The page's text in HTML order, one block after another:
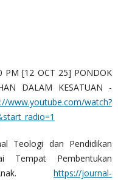
PM [12 OCT 25] PONDOK
DALAM KESATUAN -
www.youtube.com/watch?
Teologi dan Pendidikan
Tempat Pembentukan
Anak.https://journal-